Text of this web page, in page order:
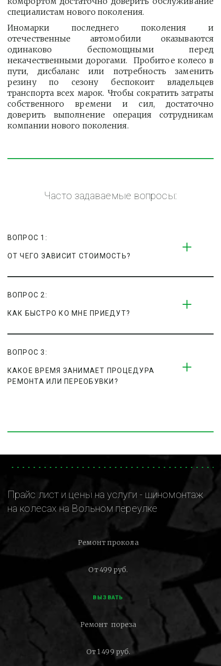
специалистам нового поколения.
Иномарки последнего поколения и
отечественные автомобили оказываются
одинаково беспомощными перед
некачественными дорогами. Пробитое колесо в
пути, дисбаланс или потребность заменить
резину по сезону беспокоит владельцев
транспорта всех марок. Чтобы сократить затраты
собственного времени и сил, достаточно
доверить выполнение операция сотрудникам
компании нового поколения.
Часто задаваемые вопросы:
ВОПРОС 1:
ОТ ЧЕГО ЗАВИСИТ СТОИМОСТЬ?
ВОПРОС 2:
КАК БЫСТРО КО МНЕ ПРИЕДУТ?
ВОПРОС 3:
КАКОЕ ВРЕМЯ ЗАНИМАЕТ ПРОЦЕДУРА
РЕМОНТА ИЛИ ПЕРЕОБУВКИ?
Прайс лист и цены на услуги - шиномонтаж
на колесах на Вольном переулке
Ремонт прокола
От 499 руб.
ВЫЗВАТЬ
Ремонт пореза
От 1 499 руб.